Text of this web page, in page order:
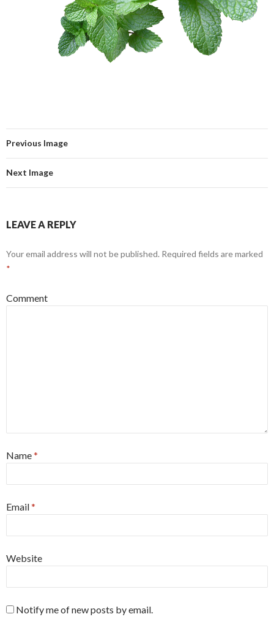
Previous Image
Next Image
LEAVE A REPLY
Your email address will not be published. Required fields are marked
*
Comment
Name*
Email*
Website
Notify me of new posts by email.